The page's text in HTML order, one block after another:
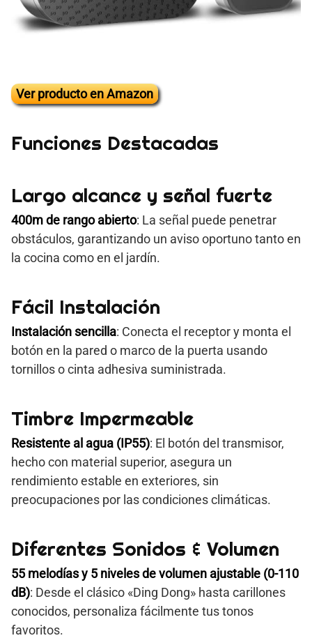
Ver producto en Amazon
Funciones Destacadas
Largo alcance y señal fuerte
400m de rango abierto: La señal puede penetrar
obstáculos, garantizando un aviso oportuno tanto en
la cocina como en el jardín.
Fácil Instalación
Instalación sencilla: Conecta el receptor y monta el
botón en la pared o marco de la puerta usando
tornillos o cinta adhesiva suministrada.
Timbre Impermeable
Resistente al agua (IP55): El botón del transmisor,
hecho con material superior, asegura un
rendimiento estable en exteriores, sin
preocupaciones por las condiciones climáticas.
Diferentes Sonidos & Volumen
55 melodías y 5 niveles de volumen ajustable (0-110
dB): Desde el clásico «Ding Dong» hasta carillones
conocidos, personaliza fácilmente tus tonos
favoritos.